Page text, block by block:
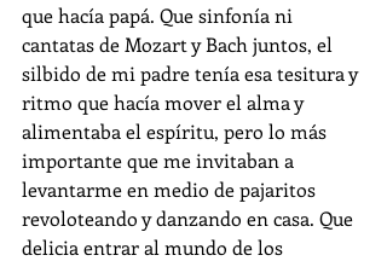
que hacía papá. Que sinfonía ni
cantatas de Mozart y Bach juntos, el
silbido de mi padre tenía esa tesitura y
ritmo que hacía mover el alma y
alimentaba el espíritu, pero lo más
importante que me invitaban a
levantarme en medio de pajaritos
revoloteando y danzando en casa. Que
delicia entrar al mundo de los